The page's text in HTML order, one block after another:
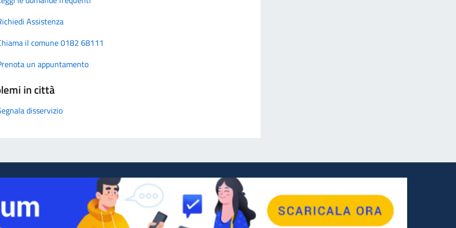
Assistenza
il comune 0182 68111
un appuntamento
in città
disservizio